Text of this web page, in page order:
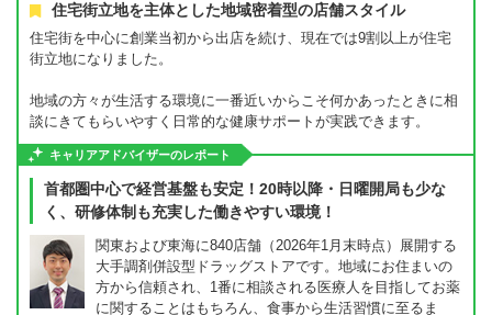
住宅街立地を主体とした地域密着型の店舗スタイル
住宅街を中心に創業当初から出店を続け、現在では9割以上が住宅
街立地になりました。
地域の方々が生活する環境に一番近いからこそ何かあったときに相
談にきてもらいやすく日常的な健康サポートが実践できます。
キャリアアドバイザーのレポート
首都圏中心で経営基盤も安定！20時以降・日曜開局も少な
く、研修体制も充実した働きやすい環境！
関東および東海に840店舗（2026年1月末時点）展開する
大手調剤併設型ドラッグストアです。地域にお住まいの
方から信頼され、1番に相談される医療人を目指してお薬
に関することはもちろん、食事から生活習慣に至るま